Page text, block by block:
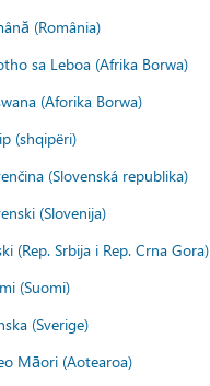
(România)
sa Leboa (Afrika Borwa)
(Aforika Borwa)
(shqipëri)
(Slovenská republika)
(Slovenija)
(Rep. Srbija i Rep. Crna Gora)
(Suomi)
(Sverige)
Māori (Aotearoa)